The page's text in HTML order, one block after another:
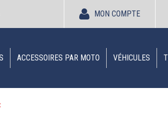
MON COMPTE
ACCESSOIRES PAR MOTO VÉHICULES